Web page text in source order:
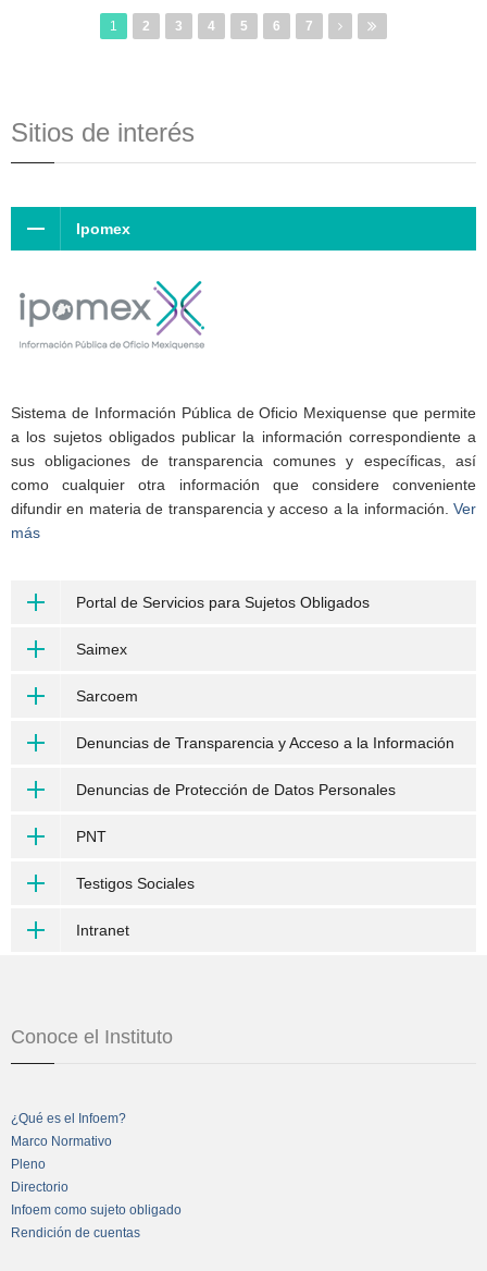
1 2 3 4 5 6 7
Sitios de interés
Ipomex
Sistema de Información Pública de Oficio Mexiquense que permite
a los sujetos obligados publicar la información correspondiente a
sus obligaciones de transparencia comunes y específicas, así
como cualquier otra información que considere conveniente
difundir en materia de transparencia y acceso a la información. Ver
más
Portal de Servicios para Sujetos Obligados
Saimex
Sarcoem
Denuncias de Transparencia y Acceso a la Información
Denuncias de Protección de Datos Personales
PNT
Testigos Sociales
Intranet
Conoce el Instituto
¿Qué es el Infoem?
Marco Normativo
Pleno
Directorio
Infoem como sujeto obligado
Rendición de cuentas